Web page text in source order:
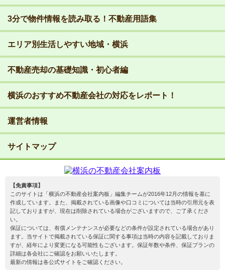
【免責事項】
このサイトは「横浜の不動産会社案内板」編集チームが2016年12月の情報を基に
作成しています。また、掲載されている画像や口コミについては当時の引用元を表
記しておりますが、現在は削除されている場合がございますので、ご了承くださ
い。
保証については、有償メンテナンスが必要などの条件が設定されている場合があり
ます。当サイトで掲載されている保証に関する事項は当時の内容を記載しておりま
すが、経年により変更になる可能性もございます。保証年数や条件、保証プランの
詳細は各会社にご確認をお願いいたします。
最新の情報は各公式サイトをご確認ください。
3分で物件情報を読み取る！不動産用語集
エリア別生活しやすい地域・横浜
不動産売却の基礎知識・初心者編
横浜のおすすめ不動産会社の対応をレポート！
運営者情報
サイトマップ